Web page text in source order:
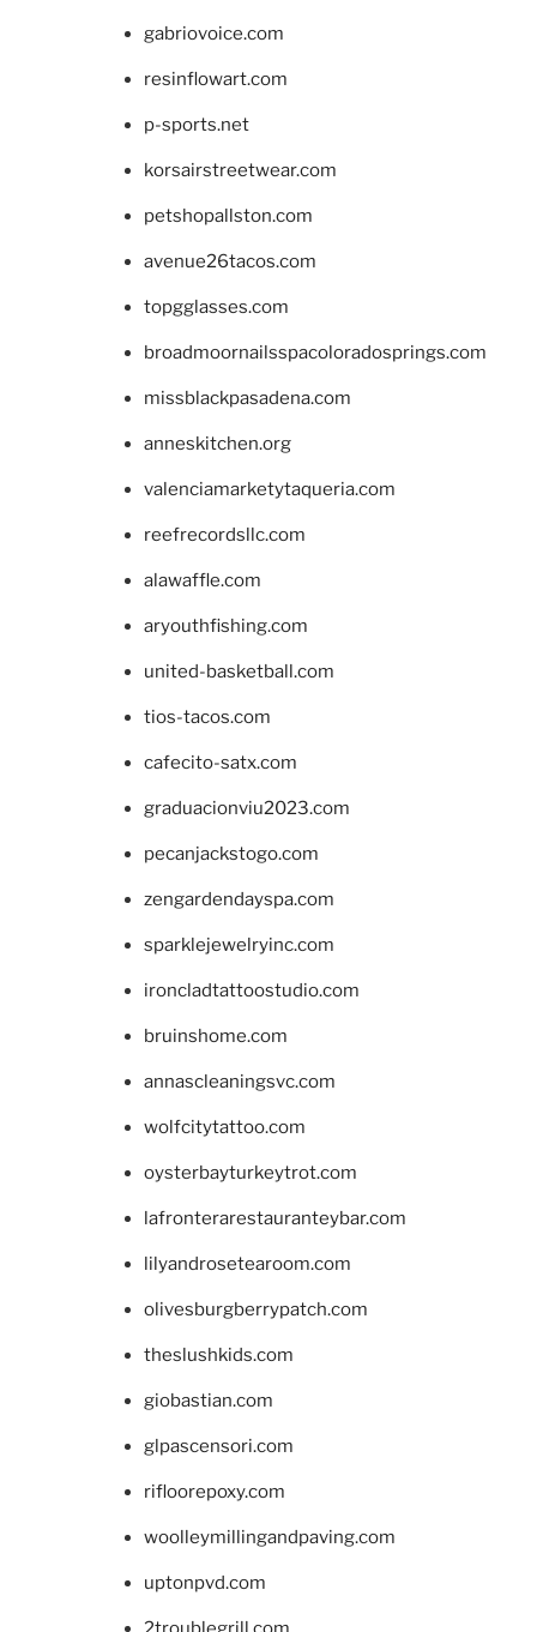
gabriovoice.com
resinflowart.com
p-sports.net
korsairstreetwear.com
petshopallston.com
avenue26tacos.com
topgglasses.com
broadmoornailsspacoloradosprings.com
missblackpasadena.com
anneskitchen.org
valenciamarketytaqueria.com
reefrecordsllc.com
alawaffle.com
aryouthfishing.com
united-basketball.com
tios-tacos.com
cafecito-satx.com
graduacionviu2023.com
pecanjackstogo.com
zengardendayspa.com
sparklejewelryinc.com
ironcladtattoostudio.com
bruinshome.com
annascleaningsvc.com
wolfcitytattoo.com
oysterbayturkeytrot.com
lafronterarestauranteybar.com
lilyandrosetearoom.com
olivesburgberrypatch.com
theslushkids.com
giobastian.com
glpascensori.com
rifloorepoxy.com
woolleymillingandpaving.com
uptonpvd.com